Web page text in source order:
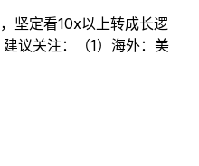
坚定看10x以上转成长逻
议关注：（1）海外：美